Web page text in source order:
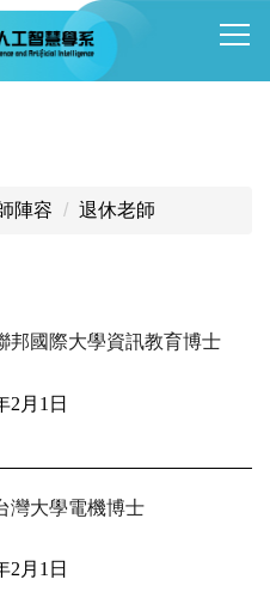
陣容 退休老師
邦國際大學資訊教育博士
2月1日
灣大學電機博士
2月1日